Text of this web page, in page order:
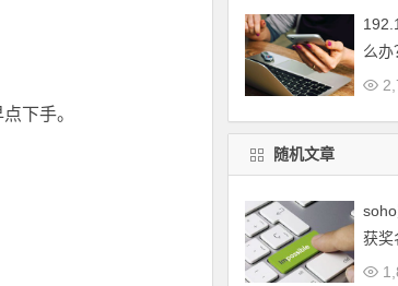
下手。
么办
随机文章
获奖